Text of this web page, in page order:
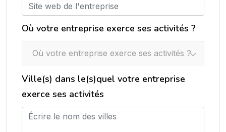
Où votre entreprise exerce ses activités ?
Où votre entreprise exerce ses activités ?
Ville(s) dans le(s)quel votre entreprise
exerce ses activités